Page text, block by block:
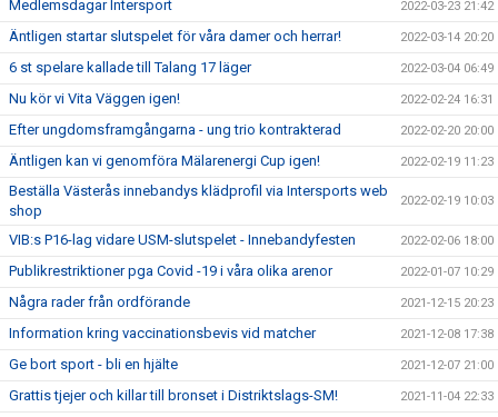
Medlemsdagar Intersport 2022-03-23 21:42
Äntligen startar slutspelet för våra damer och herrar! 2022-03-14 20:20
6 st spelare kallade till Talang 17 läger 2022-03-04 06:49
Nu kör vi Vita Väggen igen! 2022-02-24 16:31
Efter ungdomsframgångarna - ung trio kontrakterad 2022-02-20 20:00
Äntligen kan vi genomföra Mälarenergi Cup igen! 2022-02-19 11:23
Beställa Västerås innebandys klädprofil via Intersports web
shop
2022-02-19 10:03
VIB:s P16-lag vidare USM-slutspelet - Innebandyfesten 2022-02-06 18:00
Publikrestriktioner pga Covid -19 i våra olika arenor 2022-01-07 10:29
Några rader från ordförande 2021-12-15 20:23
Information kring vaccinationsbevis vid matcher 2021-12-08 17:38
Ge bort sport - bli en hjälte 2021-12-07 21:00
Grattis tjejer och killar till bronset i Distriktslags-SM! 2021-11-04 22:33